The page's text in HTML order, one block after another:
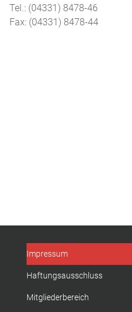
Tel.: (04331) 8478-46
Fax: (04331) 8478-44
Impressum
Haftungsausschluss
Mitgliederbereich